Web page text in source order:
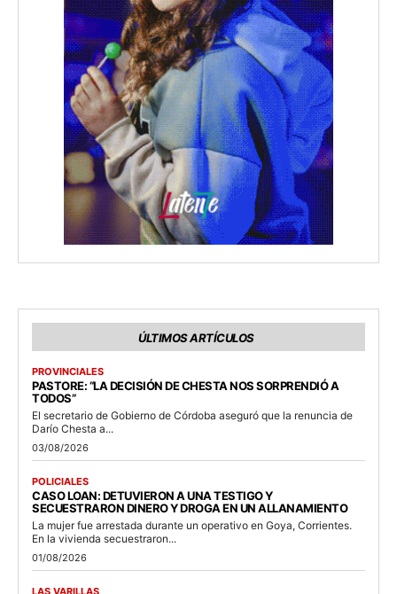
ÚLTIMOS ARTÍCULOS
PROVINCIALES
PASTORE: “LA DECISIÓN DE CHESTA NOS SORPRENDIÓ A
TODOS”
El secretario de Gobierno de Córdoba aseguró que la renuncia de
Darío Chesta a...
03/08/2026
POLICIALES
CASO LOAN: DETUVIERON A UNA TESTIGO Y
SECUESTRARON DINERO Y DROGA EN UN ALLANAMIENTO
La mujer fue arrestada durante un operativo en Goya, Corrientes.
En la vivienda secuestraron...
01/08/2026